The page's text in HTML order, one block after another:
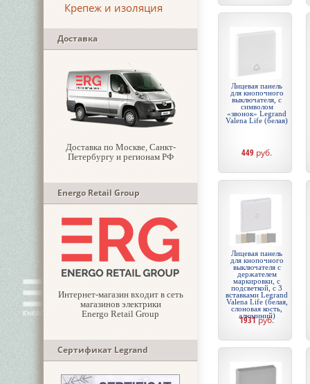
Крепеж и изоляция
Доставка
Доставка по Москве, Санкт-
Петербургу и регионам РФ
Energo Retail Group
Интернет-магазин входит в сеть
магазинов электрики
Energo Retail Group
Сертификат Legrand
Лицевая панель
для кнопочного
выключателя, с
символом
«звонок» Legrand
Valena Life (белая)
449 руб.
Лицевая панель
для кнопочного
выключателя с
держателем
маркировки, с
подсветкой, с 3
вставками Legrand
Valena Life (белая,
слоновая кость,
алюминий)
1931руб.